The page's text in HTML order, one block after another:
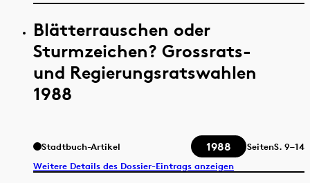
Blätterrauschen oder
Sturmzeichen? Grossrats-
und Regierungsratswahlen
1988
Stadtbuch-Artikel 1988 SeitenS. 9–14
Weitere Details des Dossier-Eintrags anzeigen